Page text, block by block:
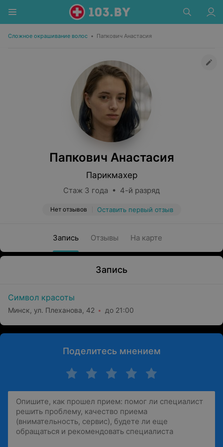
Сложное окрашивание волос • Папкович Анастасия
Папкович Анастасия
Парикмахер
Стаж 3 года • 4-й разряд
Нет отзывов Оставить первый отзыв
Запись Отзывы На карте
Запись
Символ красоты
Минск, ул. Плеханова, 42 до 21:00
Поделитесь мнением